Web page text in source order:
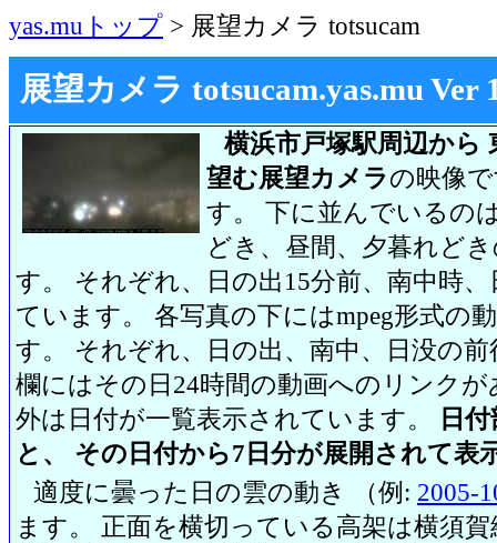
yas.muトップ > 展望カメラ totsucam
展望カメラ totsucam.yas.mu Ver
横浜市戸塚駅周辺から
望む展望カメラの映像
す。 下に並んでいるの
どき、昼間、夕暮れど
す。 それぞれ、日の出15分前、南中時
ています。 各写真の下にはmpeg形式の
す。 それぞれ、日の出、南中、日没の
欄にはその日24時間の動画へのリンク
外は日付が一覧表示されています。
日
と、 その日付から7日分が展開されて表
適度に曇った日の雲の動き （例: 2005-
ます。 正面を横切っている高架は横須